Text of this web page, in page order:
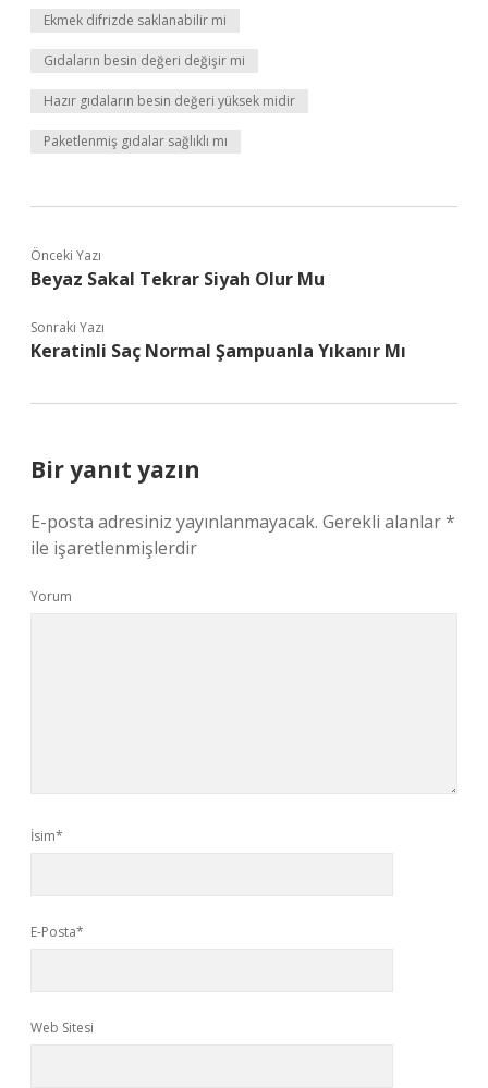
Ekmek difrizde saklanabilir mi
Gıdaların besin değeri değişir mi
Hazır gıdaların besin değeri yüksek midir
Paketlenmiş gıdalar sağlıklı mı
Önceki Yazı
Beyaz Sakal Tekrar Siyah Olur Mu
Sonraki Yazı
Keratinli Saç Normal Şampuanla Yıkanır Mı
Bir yanıt yazın
E-posta adresiniz yayınlanmayacak. Gerekli alanlar*
ile işaretlenmişlerdir
Yorum
İsim*
E-Posta*
Web Sitesi